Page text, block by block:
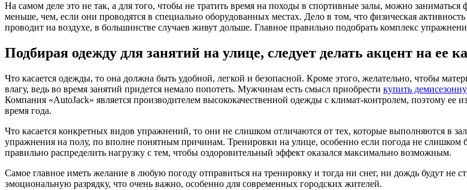
На самом деле это не так, а для того, чтобы не тратить время на походы в спортивные залы, можно
меньше, чем, если они проводятся в специально оборудованных местах. Дело в том, что физическая
проводит на воздухе, в большинстве случаев живут дольше. Главное правильно подобрать комплекс
Подбирая одежду для занятий на улице, следует делать акцент на ее
Что касается одежды, то она должна быть удобной, легкой и безопасной. Кроме этого, желательно, чтобы
влагу, ведь во время занятий придется немало попотеть. Мужчинам есть смысл приобрести купить
Компания «AutoJack» является производителем высококачественной одежды с климат-контролем, поэтому ее
время года.
Что касается конкретных видов упражнений, то они не слишком отличаются от тех, которые выполняются в
упражнения на полу, по вполне понятным причинам. Тренировки на улице, особенно если погода не слишком
правильно распределить нагрузку с тем, чтобы оздоровительный эффект оказался максимально возможным.
Самое главное иметь желание в любую погоду отправиться на тренировку и тогда ни снег, ни дождь будут
эмоциональную разрядку, что очень важно, особенно для современных городских жителей.